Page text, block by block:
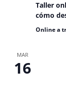
Taller
cómo
Online a
MAR
16